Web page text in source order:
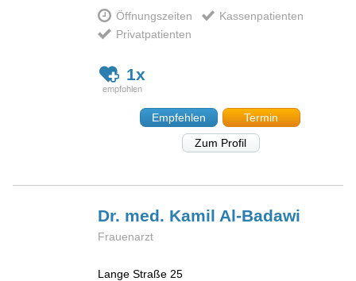
Öffnungszeiten
Kassenpatienten
Privatpatienten
1x
Empfehlen
Termin
Zum Profil
Dr. med. Kamil Al-Badawi
Frauenarzt
Lange Straße 25